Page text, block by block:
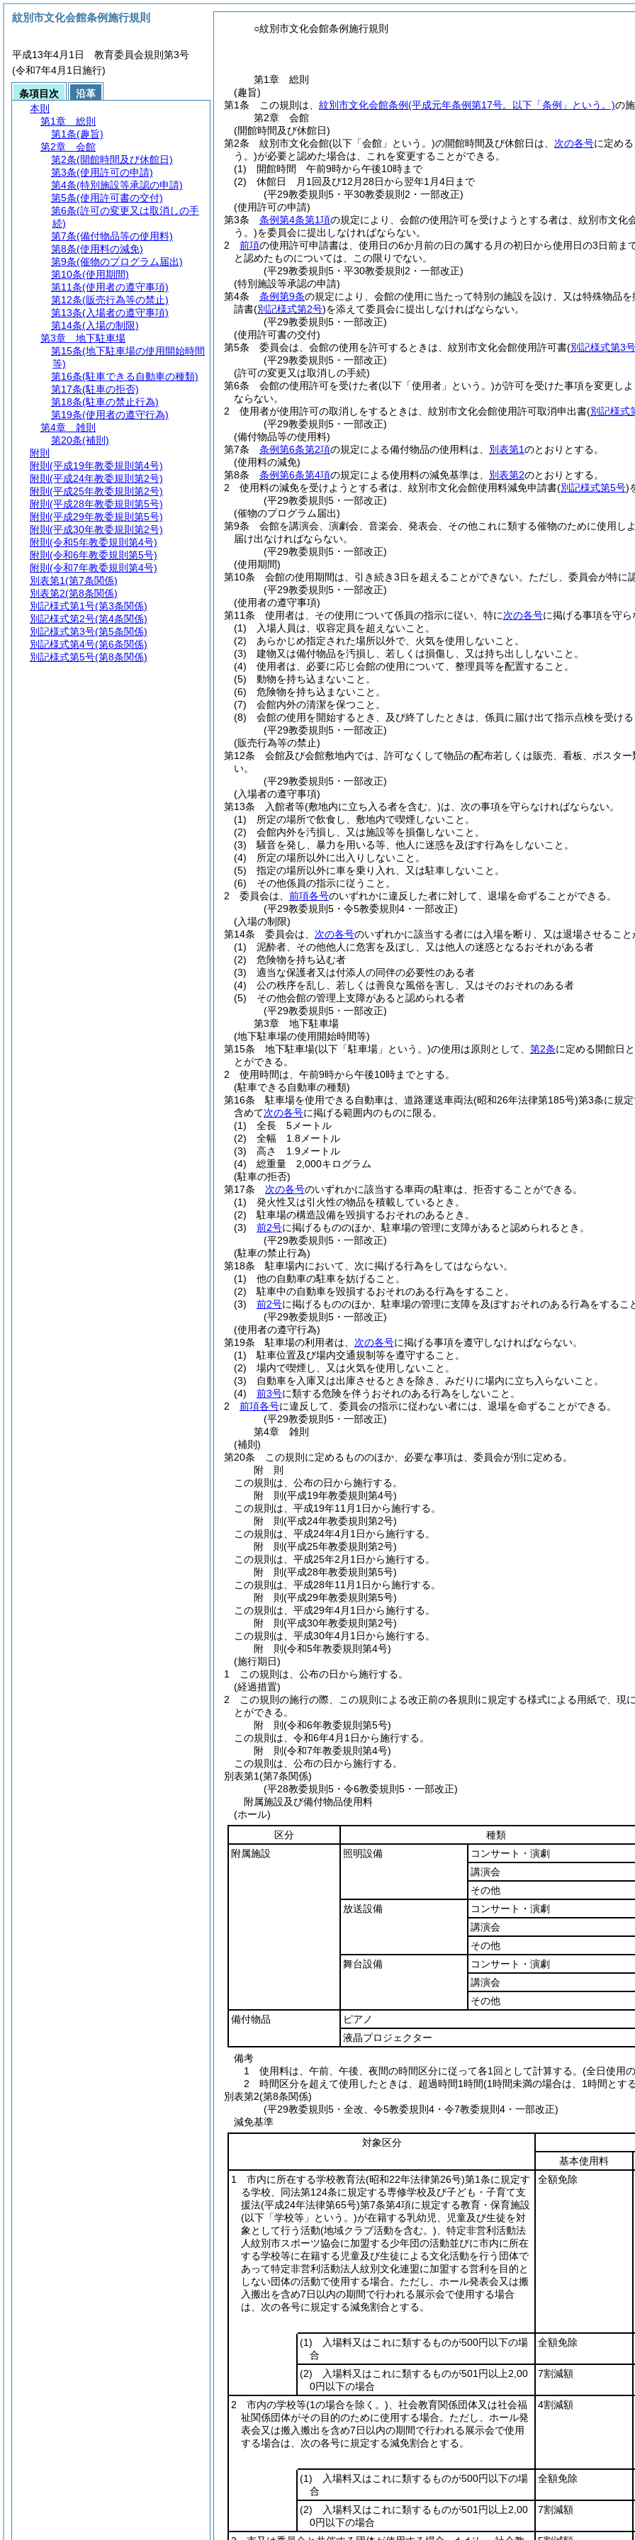
○紋別市文化会館条例施行規則
第1章
総則
(趣旨)
第1条
この規則は、 紋別市文化会館条例(平成元年条例第17号。以下「条例」という。)の
第2章
会館
(開館時間及び休館日)
第2条
紋別市文化会館(以下「会館」という。)の開館時間及び休館日は、 次の各号に定め
う。)が必要と認めた場合は、これを変更することができる。
(1)
開館時間 午前9時から午後10時まで
(2)
休館日 月1回及び12月28日から翌年1月4日まで
(平29教委規則5・平30教委規則2・一部改正)
(使用許可の申請)
第3条
条例第4条第1項の規定により、会館の使用許可を受けようとする者は、紋別市文化
う。)を委員会に提出しなければならない。
2
前項の使用許可申請書は、使用日の6か月前の日の属する月の初日から使用日の3日前ま
と認めたものについては、この限りでない。
(平29教委規則5・平30教委規則2・一部改正)
(特別施設等承認の申請)
第4条
条例第9条の規定により、会館の使用に当たって特別の施設を設け、又は特殊物品
請書(別記様式第2号)を添えて委員会に提出しなければならない。
(平29教委規則5・一部改正)
(使用許可書の交付)
第5条
委員会は、会館の使用を許可するときは、紋別市文化会館使用許可書(別記様式第3号
(平29教委規則5・一部改正)
(許可の変更又は取消しの手続)
第6条
会館の使用許可を受けた者(以下「使用者」という。)が許可を受けた事項を変更し
ならない。
2
使用者が使用許可の取消しをするときは、紋別市文化会館使用許可取消申出書(別記様式
(平29教委規則5・一部改正)
(備付物品等の使用料)
第7条
条例第6条第2項の規定による備付物品の使用料は、 別表第1のとおりとする。
(使用料の減免)
第8条
条例第6条第4項の規定による使用料の減免基準は、 別表第2のとおりとする。
2
使用料の減免を受けようとする者は、紋別市文化会館使用料減免申請書(別記様式第5号)
(平29教委規則5・一部改正)
(催物のプログラム届出)
第9条
会館を講演会、演劇会、音楽会、発表会、その他これに類する催物のために使用
届け出なければならない。
(平29教委規則5・一部改正)
(使用期間)
第10条
会館の使用期間は、引き続き3日を超えることができない。 ただし、委員会が特に
(平29教委規則5・一部改正)
(使用者の遵守事項)
第11条
使用者は、その使用について係員の指示に従い、特に次の各号に掲げる事項を守
(1)
入場人員は、収容定員を超えないこと。
(2)
あらかじめ指定された場所以外で、火気を使用しないこと。
(3)
建物又は備付物品を汚損し、若しくは損傷し、又は持ち出ししないこと。
(4)
使用者は、必要に応じ会館の使用について、整理員等を配置すること。
(5)
動物を持ち込まないこと。
(6)
危険物を持ち込まないこと。
(7)
会館内外の清潔を保つこと。
(8)
会館の使用を開始するとき、及び終了したときは、係員に届け出て指示点検を受け
(平29教委規則5・一部改正)
(販売行為等の禁止)
第12条
会館及び会館敷地内では、許可なくして物品の配布若しくは販売、看板、ポスタ
い。
(平29教委規則5・一部改正)
(入場者の遵守事項)
第13条
入館者等(敷地内に立ち入る者を含む。)は、次の事項を守らなければならない。
(1)
所定の場所で飲食し、敷地内で喫煙しないこと。
(2)
会館内外を汚損し、又は施設等を損傷しないこと。
(3)
騒音を発し、暴力を用いる等、他人に迷惑を及ぼす行為をしないこと。
(4)
所定の場所以外に出入りしないこと。
(5)
指定の場所以外に車を乗り入れ、又は駐車しないこと。
(6)
その他係員の指示に従うこと。
2
委員会は、 前項各号のいずれかに違反した者に対して、退場を命ずることができる。
(平29教委規則5・令5教委規則4・一部改正)
(入場の制限)
第14条
委員会は、 次の各号のいずれかに該当する者には入場を断り、又は退場させること
(1)
泥酔者、その他他人に危害を及ぼし、又は他人の迷惑となるおそれがある者
(2)
危険物を持ち込む者
(3)
適当な保護者又は付添人の同伴の必要性のある者
(4)
公の秩序を乱し、若しくは善良な風俗を害し、又はそのおそれのある者
(5)
その他会館の管理上支障があると認められる者
(平29教委規則5・一部改正)
第3章
地下駐車場
(地下駐車場の使用開始時間等)
第15条
地下駐車場(以下「駐車場」という。)の使用は原則として、 第2条に定める開館日
とができる。
2
使用時間は、午前9時から午後10時までとする。
(駐車できる自動車の種類)
第16条
駐車場を使用できる自動車は、道路運送車両法(昭和26年法律第185号)第3条に規
含めて次の各号に掲げる範囲内のものに限る。
(1)
全長 5メートル
(2)
全幅 1.8メートル
(3)
高さ 1.9メートル
(4)
総重量 2,000キログラム
(駐車の拒否)
第17条
次の各号のいずれかに該当する車両の駐車は、拒否することができる。
(1)
発火性又は引火性の物品を積載しているとき。
(2)
駐車場の構造設備を毀損するおそれのあるとき。
(3)
前2号に掲げるもののほか、駐車場の管理に支障があると認められるとき。
(平29教委規則5・一部改正)
(駐車の禁止行為)
第18条
駐車場内において、次に掲げる行為をしてはならない。
(1)
他の自動車の駐車を妨げること。
(2)
駐車中の自動車を毀損するおそれのある行為をすること。
(3)
前2号に掲げるもののほか、駐車場の管理に支障を及ぼすおそれのある行為をするこ
(平29教委規則5・一部改正)
(使用者の遵守行為)
第19条
駐車場の利用者は、 次の各号に掲げる事項を遵守しなければならない。
(1)
駐車位置及び場内交通規制等を遵守すること。
(2)
場内で喫煙し、又は火気を使用しないこと。
(3)
自動車を入庫又は出庫させるときを除き、みだりに場内に立ち入らないこと。
(4)
前3号に類する危険を伴うおそれのある行為をしないこと。
2
前項各号に違反して、委員会の指示に従わない者には、退場を命ずることができる。
(平29教委規則5・一部改正)
第4章
雑則
(補則)
第20条
この規則に定めるもののほか、必要な事項は、委員会が別に定める。
附 則
この規則は、公布の日から施行する。
附 則(平成19年教委規則第4号)
この規則は、平成19年11月1日から施行する。
附 則(平成24年教委規則第2号)
この規則は、平成24年4月1日から施行する。
附 則(平成25年教委規則第2号)
この規則は、平成25年2月1日から施行する。
附 則(平成28年教委規則第5号)
この規則は、平成28年11月1日から施行する。
附 則(平成29年教委規則第5号)
この規則は、平成29年4月1日から施行する。
附 則(平成30年教委規則第2号)
この規則は、平成30年4月1日から施行する。
附 則(令和5年教委規則第4号)
(施行期日)
1
この規則は、公布の日から施行する。
(経過措置)
2
この規則の施行の際、この規則による改正前の各規則に規定する様式による用紙で、
とができる。
附 則(令和6年教委規則第5号)
この規則は、令和6年4月1日から施行する。
附 則(令和7年教委規則第4号)
この規則は、公布の日から施行する。
別表第1(第7条関係)
(平28教委規則5・令6教委規則5・一部改正)
附属施設及び備付物品使用料
(ホール)
区分
種類
附属施設
照明設備
コンサート・演劇
講演会
その他
放送設備
コンサート・演劇
講演会
その他
舞台設備
コンサート・演劇
講演会
その他
備付物品
ピアノ
液晶プロジェクター
備考
1 使用料は、午前、午後、夜間の時間区分に従って各1回として計算する。(全日使用
2 時間区分を超えて使用したときは、超過時間1時間(1時間未満の場合は、1時間とす
別表第2(第8条関係)
(平29教委規則5・全改、令5教委規則4・令7教委規則4・一部改正)
減免基準
対象区分
基本使用料
1 市内に所在する学校教育法(昭和22年法律第26号)第1条に規定す
る学校、同法第124条に規定する専修学校及び子ども・子育て支
援法(平成24年法律第65号)第7条第4項に規定する教育・保育施設
(以下「学校等」という。)が在籍する乳幼児、児童及び生徒を対
象として行う活動(地域クラブ活動を含む。) 、特定非営利活動法
人紋別市スポーツ協会に加盟する少年団の活動並びに市内に所在
する学校等に在籍する児童及び生徒による文化活動を行う団体で
あって特定非営利活動法人紋別文化連盟に加盟する営利を目的と
しない団体の活動で使用する場合。ただし、ホール発表会又は搬
入搬出を含め7日以内の期間で行われる展示会で使用する場合
は、次の各号に規定する減免割合とする。
全額免除
(1) 入場料又はこれに類するものが500円以下の場
合
全額免除
(2) 入場料又はこれに類するものが501円以上2,00
0円以下の場合
7割減額
2 市内の学校等(1の場合を除く。) 、社会教育関係団体又は社会福
祉関係団体がその目的のために使用する場合。ただし、ホール発
表会又は搬入搬出を含め7日以内の期間で行われる展示会で使用
する場合は、次の各号に規定する減免割合とする。
4割減額
(1) 入場料又はこれに類するものが500円以下の場
合
全額免除
(2) 入場料又はこれに類するものが501円以上2,00
0円以下の場合
7割減額
紋別市文化会館条例施行規則
平成13年4月1日 教育委員会規則第3号
(令和7年4月1日施行)
条項目次
沿革
本則
第1章
総則
第1条(趣旨)
第2章
会館
第2条(開館時間及び休館日)
第3条(使用許可の申請)
第4条(特別施設等承認の申請)
第5条(使用許可書の交付)
第6条(許可の変更又は取消しの手
続)
第7条(備付物品等の使用料)
第8条(使用料の減免)
第9条(催物のプログラム届出)
第10条(使用期間)
第11条(使用者の遵守事項)
第12条(販売行為等の禁止)
第13条(入場者の遵守事項)
第14条(入場の制限)
第3章
地下駐車場
第15条(地下駐車場の使用開始時間
等)
第16条(駐車できる自動車の種類)
第17条(駐車の拒否)
第18条(駐車の禁止行為)
第19条(使用者の遵守行為)
第4章
雑則
第20条(補則)
附則
附則 (平成19年教委規則第4号)
附則 (平成24年教委規則第2号)
附則 (平成25年教委規則第2号)
附則 (平成28年教委規則第5号)
附則 (平成29年教委規則第5号)
附則 (平成30年教委規則第2号)
附則 (令和5年教委規則第4号)
附則 (令和6年教委規則第5号)
附則 (令和7年教委規則第4号)
別表第1(第7条関係)
別表第2(第8条関係)
別記様式第1号(第3条関係)
別記様式第2号(第4条関係)
別記様式第3号(第5条関係)
別記様式第4号(第6条関係)
別記様式第5号(第8条関係)